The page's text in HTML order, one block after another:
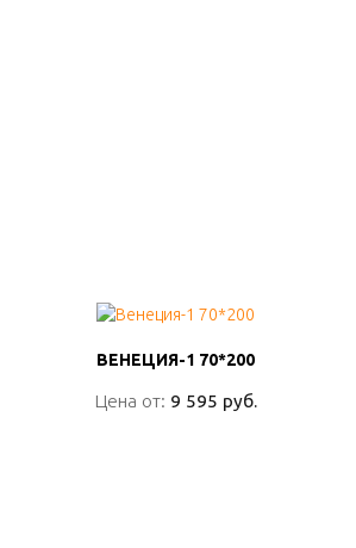
ВЕНЕЦИЯ-1 70*200
Цена от: 9 595 руб.
ВЕНЕЦИЯ-1 70*200
Цена от: 9 595 руб.